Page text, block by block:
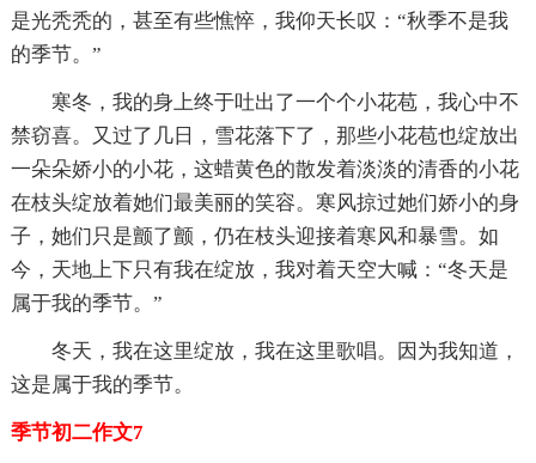
是光秃秃的，甚至有些憔悴，我仰天长叹：“秋季不是我
的季节。”
寒冬，我的身上终于吐出了一个个小花苞，我心中不
禁窃喜。又过了几日，雪花落下了，那些小花苞也绽放出
一朵朵娇小的小花，这蜡黄色的散发着淡淡的清香的小花
在枝头绽放着她们最美丽的笑容。寒风掠过她们娇小的身
子，她们只是颤了颤，仍在枝头迎接着寒风和暴雪。如
今，天地上下只有我在绽放，我对着天空大喊：“冬天是
属于我的季节。”
冬天，我在这里绽放，我在这里歌唱。因为我知道，
这是属于我的季节。
季节初二作文7